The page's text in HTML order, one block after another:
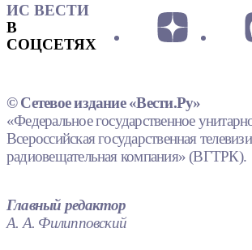
ИС ВЕСТИ
В
СОЦСЕТЯХ
© Сетевое издание «Вести.Ру»
«Федеральное государственное
Всероссийская государственная
радиовещательная компания» (ВГТРК).
Главный редактор
А. А. Филипповский